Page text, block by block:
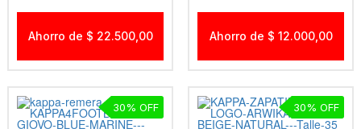
Ahorro de $ 22.500,00 Ahorro de $ 12.000,00
30 30